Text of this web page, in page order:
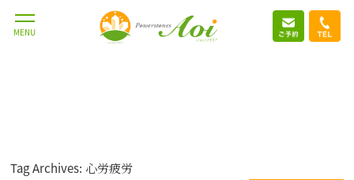
MENU
Tag Archives: 心労疲労